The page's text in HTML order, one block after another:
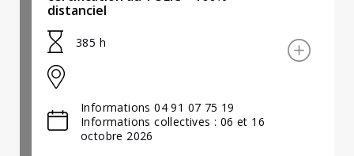
distanciel
385 h
Informations 04 91 07 75 19
Informations collectives : 06 et 16
octobre 2026